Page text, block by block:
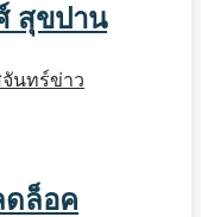
สุขปาน
จันทร์ข่าว
ดล็อค